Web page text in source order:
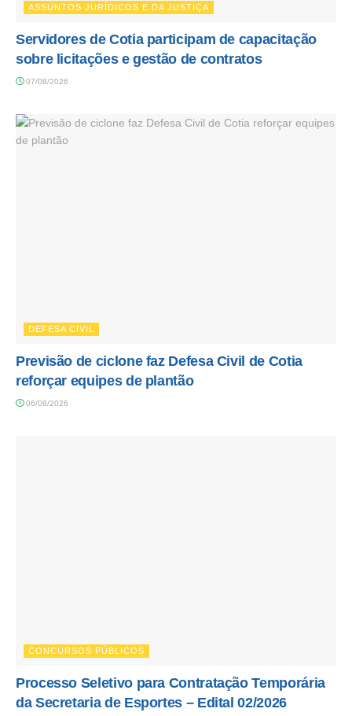
ASSUNTOS JURÍDICOS E DA JUSTIÇA
Servidores de Cotia participam de capacitação
sobre licitações e gestão de contratos
07/08/2026
DEFESA CIVIL
Previsão de ciclone faz Defesa Civil de Cotia
reforçar equipes de plantão
06/08/2026
CONCURSOS PÚBLICOS
Processo Seletivo para Contratação Temporária
da Secretaria de Esportes – Edital 02/2026